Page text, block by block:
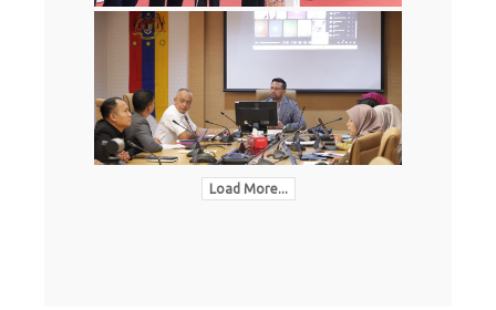
Load More...